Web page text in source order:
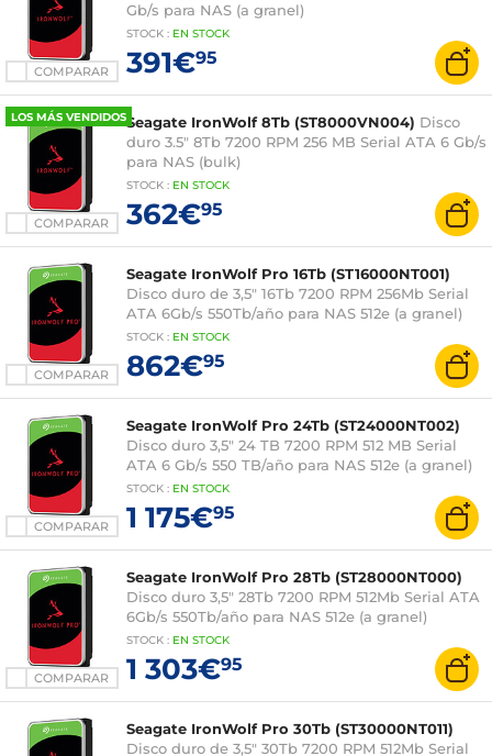
COMPARAR
Gb/s para NAS (a granel)
STOCK : EN STOCK
391€95
LOS MÁS VENDIDOS
COMPARAR
Seagate IronWolf 8Tb (ST8000VN004) Disco
duro 3.5" 8Tb 7200 RPM 256 MB Serial ATA 6 Gb/s
para NAS (bulk)
STOCK : EN STOCK
362€95
COMPARAR
Seagate IronWolf Pro 16Tb (ST16000NT001)
Disco duro de 3,5" 16Tb 7200 RPM 256Mb Serial
ATA 6Gb/s 550Tb/año para NAS 512e (a granel)
STOCK : EN STOCK
862€95
COMPARAR
Seagate IronWolf Pro 24Tb (ST24000NT002)
Disco duro 3,5" 24 TB 7200 RPM 512 MB Serial
ATA 6 Gb/s 550 TB/año para NAS 512e (a granel)
STOCK : EN STOCK
1 175€95
COMPARAR
Seagate IronWolf Pro 28Tb (ST28000NT000)
Disco duro 3,5" 28Tb 7200 RPM 512Mb Serial ATA
6Gb/s 550Tb/año para NAS 512e (a granel)
STOCK : EN STOCK
1 303€95
Seagate IronWolf Pro 30Tb (ST30000NT011)
Disco duro de 3,5" 30Tb 7200 RPM 512Mb Serial